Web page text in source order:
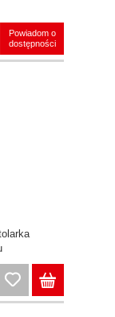
Powiadom o
dostępności